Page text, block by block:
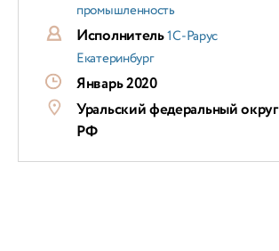
промышленность
Исполнитель1С-Рарус
Екатеринбург
Январь 2020
Уральский федеральный округ
РФ